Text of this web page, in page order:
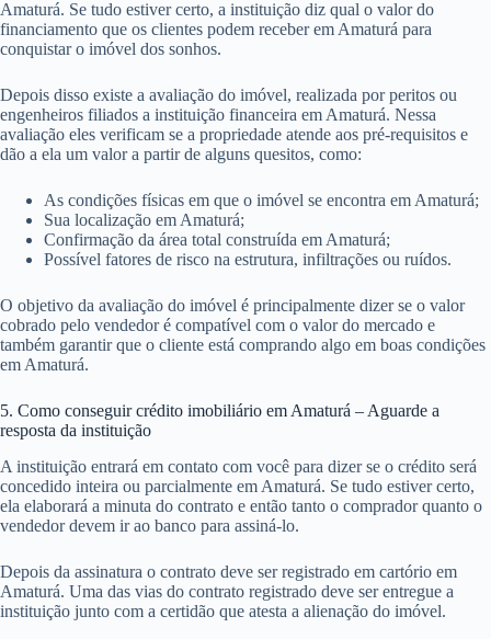
Amaturá. Se tudo estiver certo, a instituição diz qual o valor do
financiamento que os clientes podem receber em Amaturá para
conquistar o imóvel dos sonhos.
Depois disso existe a avaliação do imóvel, realizada por peritos ou
engenheiros filiados a instituição financeira em Amaturá. Nessa
avaliação eles verificam se a propriedade atende aos pré-requisitos e
dão a ela um valor a partir de alguns quesitos, como:
As condições físicas em que o imóvel se encontra em Amaturá;
Sua localização em Amaturá;
Confirmação da área total construída em Amaturá;
Possível fatores de risco na estrutura, infiltrações ou ruídos.
O objetivo da avaliação do imóvel é principalmente dizer se o valor
cobrado pelo vendedor é compatível com o valor do mercado e
também garantir que o cliente está comprando algo em boas condições
em Amaturá.
5. Como conseguir crédito imobiliário em Amaturá – Aguarde a
resposta da instituição
A instituição entrará em contato com você para dizer se o crédito será
concedido inteira ou parcialmente em Amaturá. Se tudo estiver certo,
ela elaborará a minuta do contrato e então tanto o comprador quanto o
vendedor devem ir ao banco para assiná-lo.
Depois da assinatura o contrato deve ser registrado em cartório em
Amaturá. Uma das vias do contrato registrado deve ser entregue a
instituição junto com a certidão que atesta a alienação do imóvel.